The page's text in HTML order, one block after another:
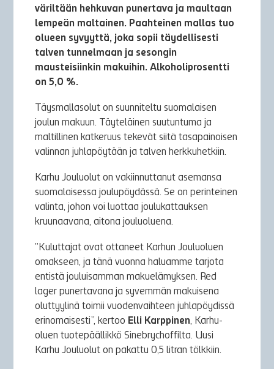
väriltään hehkuvan punertava ja maultaan
lempeän maltainen. Paahteinen mallas tuo
olueen syvyyttä, joka sopii täydellisesti
talven tunnelmaan ja sesongin
mausteisiinkin makuihin. Alkoholiprosentti
on 5,0 %.
Täysmallasolut on suunniteltu suomalaisen
joulun makuun. Täyteläinen suutuntuma ja
maltillinen katkeruus tekevät siitä tasapainoisen
valinnan juhlapöytään ja talven herkkuhetkiin.
Karhu Jouluolut on vakiinnuttanut asemansa
suomalaisessa joulupöydässä. Se on perinteinen
valinta, johon voi luottaa joulukattauksen
kruunaavana, aitona jouluoluena.
”Kuluttajat ovat ottaneet Karhun Jouluoluen
omakseen, ja tänä vuonna haluamme tarjota
entistä jouluisamman makuelämyksen. Red
lager punertavana ja syvemmän makuisena
oluttyylinä toimii vuodenvaihteen juhlapöydissä
erinomaisesti”, kertoo Elli Karppinen, Karhu-
oluen tuotepäällikkö Sinebrychoffilta. Uusi
Karhu Jouluolut on pakattu 0,5 litran tölkkiin.